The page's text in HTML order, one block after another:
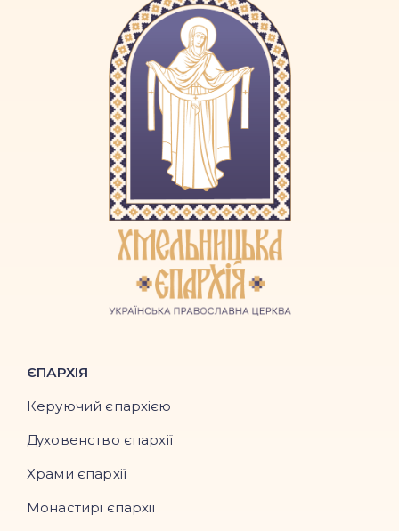
ЄПАРХІЯ
Керуючий єпархією
Духовенство єпархії
Храми єпархії
Монастирі єпархії